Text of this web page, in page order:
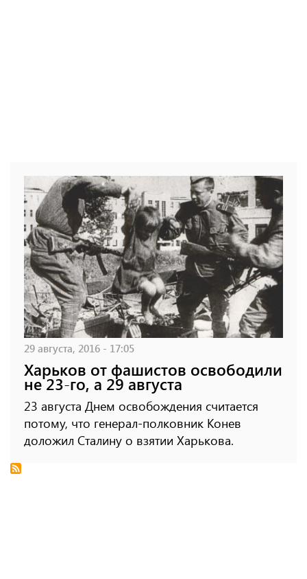
29 августа, 2016 - 17:05
Харьков от фашистов освободили
не 23-го, а 29 августа
23 августа Днем освобождения считается
потому, что генерал-полковник Конев
доложил Сталину о взятии Харькова.